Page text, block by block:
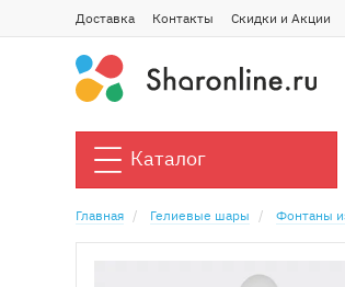
Доставка Контакты Скидки и Акции
Каталог
Главная Гелиевые шары Фонтаны